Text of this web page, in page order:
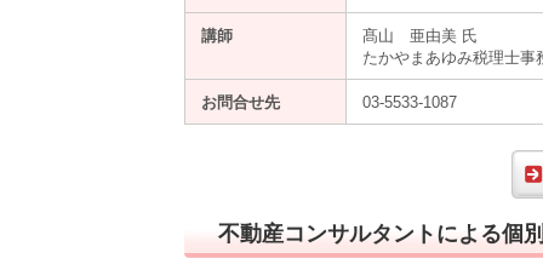
講師
髙山 亜由美 氏
たかやまあゆみ税理士
お問合せ先 03-5533-1087
不動産コンサルタントによる個